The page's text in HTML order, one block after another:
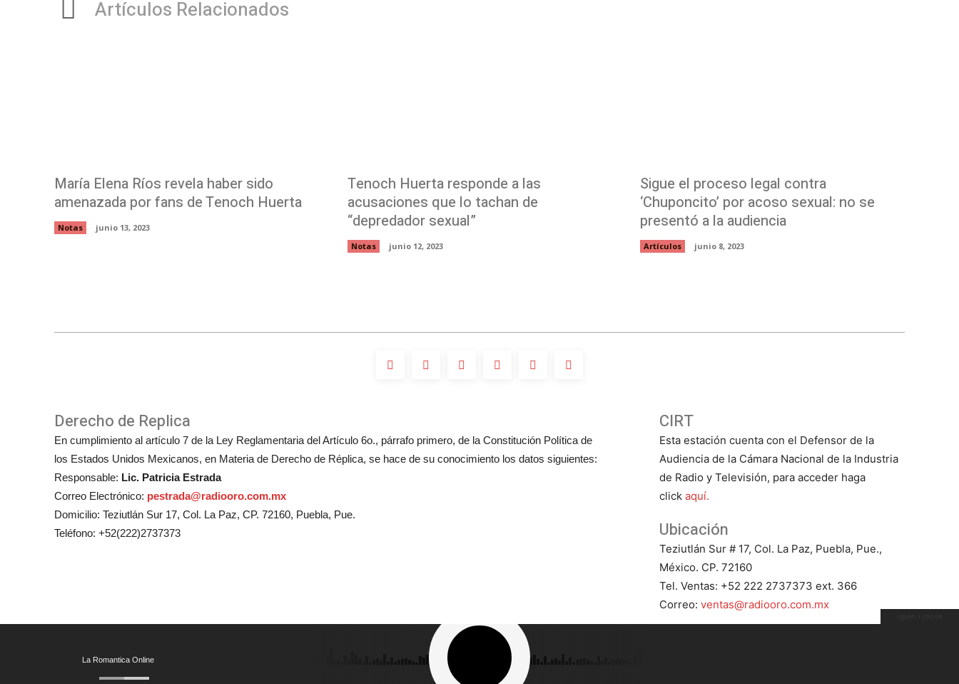
Artículos Relacionados
María Elena Ríos revela haber sido
amenazada por fans de Tenoch Huerta
Notas junio 13, 2023
Tenoch Huerta responde a las
acusaciones que lo tachan de
“depredador sexual”
Notas junio 12, 2023
Sigue el proceso legal contra
‘Chuponcito’ por acoso sexual: no se
presentó a la audiencia
Artículos junio 8, 2023
Derecho de Replica
En cumplimiento al artículo 7 de la Ley Reglamentaria del Artículo 6o., párrafo primero, de la Constitución Política de
los Estados Unidos Mexicanos, en Materia de Derecho de Réplica, se hace de su conocimiento los datos siguientes:
Responsable: Lic. Patricia Estrada
Correo Electrónico: pestrada@radiooro.com.mx
Domicilio: Teziutlán Sur 17, Col. La Paz, CP. 72160, Puebla, Pue.
Teléfono: +52(222)2737373
CIRT
Esta estación cuenta con el Defensor de la
Audiencia de la Cámara Nacional de la Industria
de Radio y Televisión, para acceder haga
click aquí.
Ubicación
Teziutlán Sur # 17, Col. La Paz, Puebla, Pue.,
México. CP. 72160
Tel. Ventas: +52 222 2737373 ext. 366
Correo: ventas@radiooro.com.mx
© Todos los Derechos Reservados 2023 - Grupo Oro - La Romántica 92.9 HD2
La Romantica Online